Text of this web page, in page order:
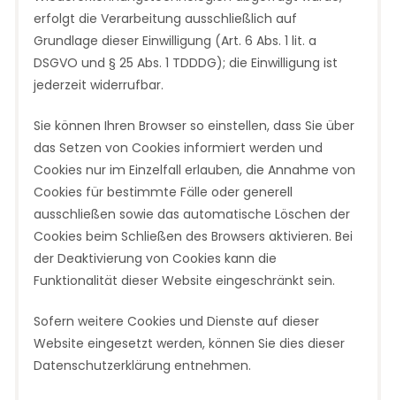
erfolgt die Verarbeitung ausschließlich auf
Grundlage dieser Einwilligung (Art. 6 Abs. 1 lit. a
DSGVO und § 25 Abs. 1 TDDDG); die Einwilligung ist
jederzeit widerrufbar.
Sie können Ihren Browser so einstellen, dass Sie über
das Setzen von Cookies informiert werden und
Cookies nur im Einzelfall erlauben, die Annahme von
Cookies für bestimmte Fälle oder generell
ausschließen sowie das automatische Löschen der
Cookies beim Schließen des Browsers aktivieren. Bei
der Deaktivierung von Cookies kann die
Funktionalität dieser Website eingeschränkt sein.
Sofern weitere Cookies und Dienste auf dieser
Website eingesetzt werden, können Sie dies dieser
Datenschutzerklärung entnehmen.